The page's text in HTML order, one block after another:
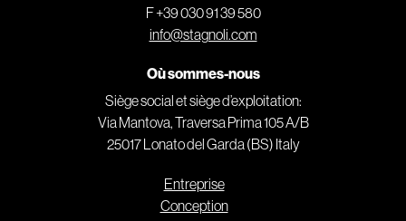
F +39 030 91 39 580
info@stagnoli.com
Où sommes-nous
Siège social et siège d’exploitation:
Via Mantova, Traversa Prima 105 A/B
25017 Lonato del Garda (BS) Italy
Entreprise
Conception